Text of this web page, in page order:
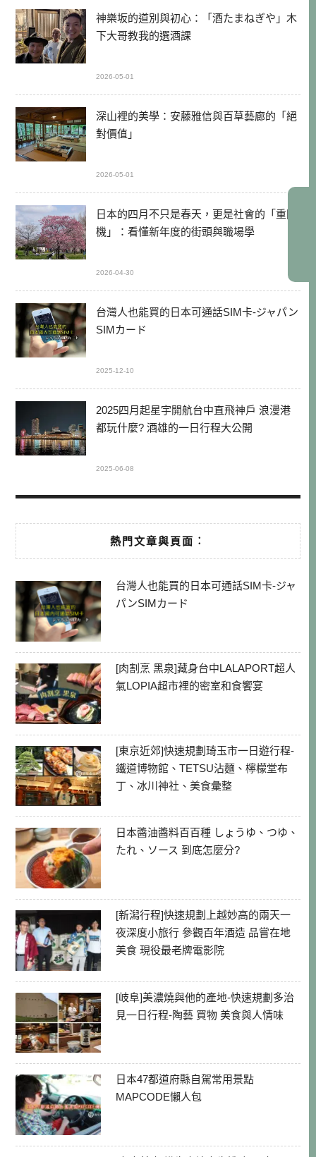
神樂坂的道別與初心：「酒たまねぎや」木
下大哥教我的選酒課
2026-05-01
深山裡的美學：安藤雅信與百草藝廊的「絕
對價值」
2026-05-01
日本的四月不只是春天，更是社會的「重開
機」：看懂新年度的街頭與職場學
2026-04-30
台灣人也能買的日本可通話SIM卡-ジャパン
SIMカード
2025-12-10
2025四月起星宇開航台中直飛神戶 浪漫港
都玩什麼? 酒雄的一日行程大公開
2025-06-08
熱門文章與頁面︰
台灣人也能買的日本可通話SIM卡-ジャ
パンSIMカード
[肉割烹 黑泉]藏身台中LALAPORT超人
氣LOPIA超市裡的密室和食饗宴
[東京近郊]快速規劃琦玉市一日遊行程-
鐵道博物館、TETSU沾麵、檸檬堂布
丁、冰川神社、美食彙整
日本醬油醬料百百種 しょうゆ、つゆ、
たれ、ソース 到底怎麼分?
[新潟行程]快速規劃上越妙高的兩天一
夜深度小旅行 參觀百年酒造 品嘗在地
美食 現役最老牌電影院
[岐阜]美濃燒與他的產地-快速規劃多治
見一日行程-陶藝 買物 美食與人情味
日本47都道府縣自駕常用景點
MAPCODE懶人包